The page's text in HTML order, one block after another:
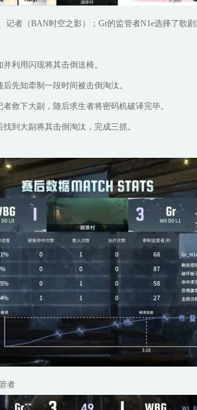
记者（BAN时空之影）；Gr的监管者N1e选择了歌
利用闪现将其击倒送椅。
先知牵制一段时间被击倒淘汰。
救下大副，随后求生者将密码机破译完毕。
到大副将其击倒淘汰，完成三抓。
者